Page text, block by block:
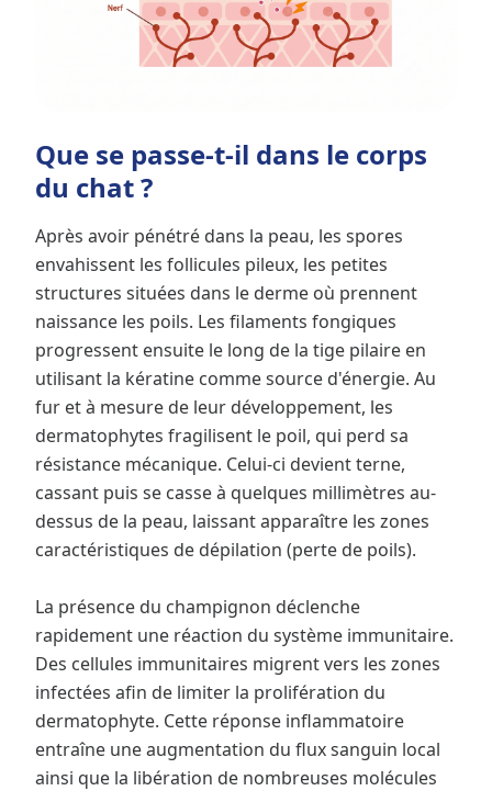
Que se passe-t-il dans le corps
du chat ?
Après avoir pénétré dans la peau, les spores
envahissent les follicules pileux, les petites
structures situées dans le derme où prennent
naissance les poils. Les filaments fongiques
progressent ensuite le long de la tige pilaire en
utilisant la kératine comme source d'énergie. Au
fur et à mesure de leur développement, les
dermatophytes fragilisent le poil, qui perd sa
résistance mécanique. Celui-ci devient terne,
cassant puis se casse à quelques millimètres au-
dessus de la peau, laissant apparaître les zones
caractéristiques de dépilation (perte de poils).
La présence du champignon déclenche
rapidement une réaction du système immunitaire.
Des cellules immunitaires migrent vers les zones
infectées afin de limiter la prolifération du
dermatophyte. Cette réponse inflammatoire
entraîne une augmentation du flux sanguin local
ainsi que la libération de nombreuses molécules